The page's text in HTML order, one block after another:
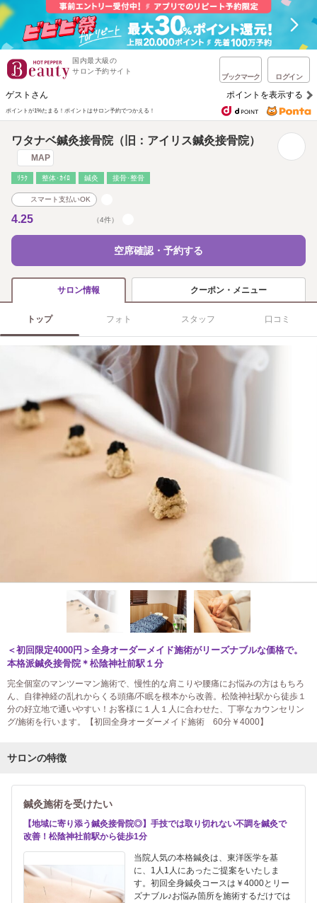
国内最大級の
サロン予約サイト
ブックマーク ログイン
ゲストさん ポイントを表示する
ポイントが1%たまる！ ポイントはサロン予約でつかえる！
ワタナベ鍼灸接骨院（旧：アイリス鍼灸接骨院）
MAP
ﾘﾗｸ 整体･ｶｲﾛ 鍼灸 接骨･整骨
スマート支払いOK
4.25 （4件）
空席確認・予約する
サロン情報 クーポン・メニュー
トップ フォト スタッフ 口コミ
＜初回限定4000円＞全身オーダーメイド施術がリーズナブルな価格で。
本格派鍼灸接骨院＊松陰神社前駅１分
完全個室のマンツーマン施術で、慢性的な肩こりや腰痛にお悩みの方はもちろ
ん、自律神経の乱れからくる頭痛/不眠を根本から改善。松陰神社駅から徒歩１
分の好立地で通いやすい！お客様に１人１人に合わせた、丁寧なカウンセリン
グ/施術を行います。【初回全身オーダーメイド施術 60分￥4000】
サロンの特徴
鍼灸施術を受けたい
【地域に寄り添う鍼灸接骨院◎】手技では取り切れない不調を鍼灸で
改善！松陰神社前駅から徒歩1分
当院人気の本格鍼灸は、東洋医学を基
に、1人1人にあったご提案をいたしま
す。初回全身鍼灸コースは￥4000とリー
ズナブル♪お悩み箇所を施術するだけでは